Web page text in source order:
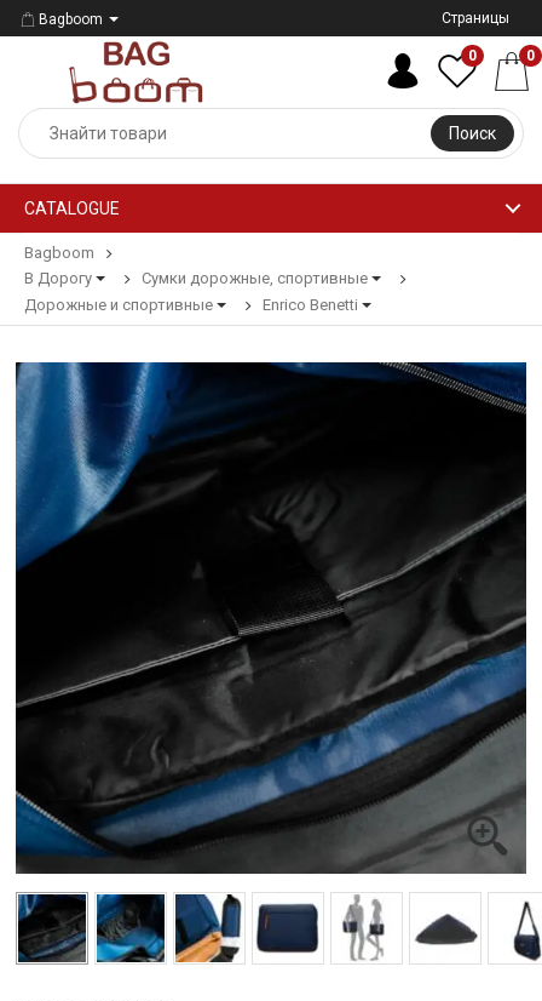
Bagboom Страницы
Поиск
0 0
CATALOGUE
Bagboom
В Дорогу
Сумки дорожные, спортивные
Дорожные и спортивные
Enrico Benetti